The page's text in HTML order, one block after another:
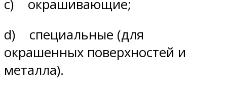
с) окрашивающие;
d) специальные (для
окрашенных поверхностей и
металла).